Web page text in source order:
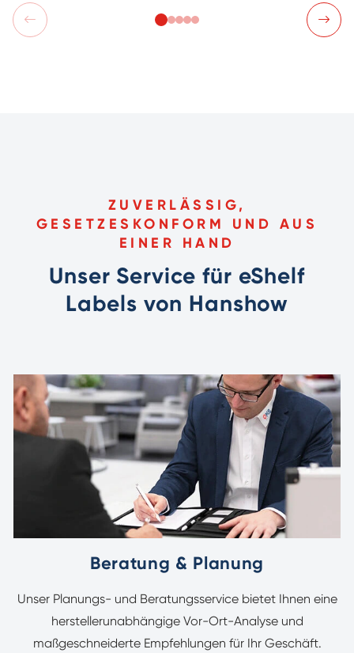
ZUVERLÄSSIG,
GESETZESKONFORM UND AUS
EINER HAND
Unser Service für eShelf
Labels von Hanshow
Beratung & Planung
Unser Planungs- und Beratungsservice bietet Ihnen eine
herstellerunabhängige Vor-Ort-Analyse und
maßgeschneiderte Empfehlungen für Ihr Geschäft.